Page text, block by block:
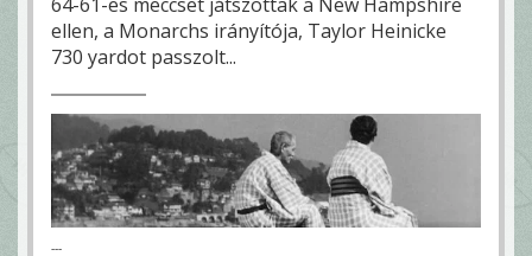
64-61-es meccset játszottak a New Hampshire
ellen, a Monarchs irányítója, Taylor Heinicke
730 yardot passzolt...
---